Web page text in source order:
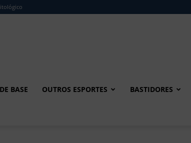
BASE OUTROS ESPORTES BASTIDORES